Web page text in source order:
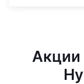
Акции